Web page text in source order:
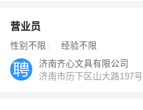
营业员
性别不限 经验不限
济南齐心文具有限公司
济南市历下区山大路197号